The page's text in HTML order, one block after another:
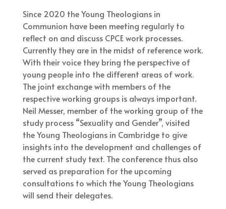
Since 2020 the Young Theologians in
Communion have been meeting regularly to
reflect on and discuss CPCE work processes.
Currently they are in the midst of reference work.
With their voice they bring the perspective of
young people into the different areas of work.
The joint exchange with members of the
respective working groups is always important.
Neil Messer, member of the working group of the
study process “Sexuality and Gender”, visited
the Young Theologians in Cambridge to give
insights into the development and challenges of
the current study text. The conference thus also
served as preparation for the upcoming
consultations to which the Young Theologians
will send their delegates.